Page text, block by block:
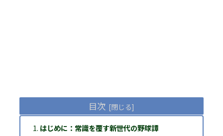
目次
はじめに：常識を覆す新世代の野球譚